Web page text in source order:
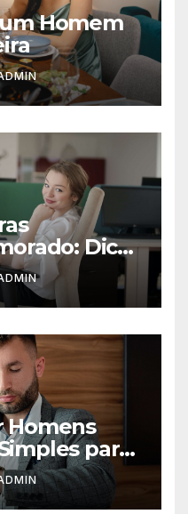
Homem
Dicas
Amor
Homens
para
da sua